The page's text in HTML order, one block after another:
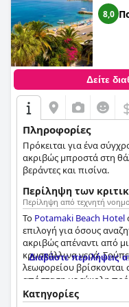
8,0
Δείτε
Πληροφορίες
Πρόκειται για ένα
ακριβώς μπροστά στη
βεράντες και πισίνα.
Περίληψη των
Περίληψη από τεχνητή
Το Potamaki Beach Hotel
επιλογή για όσους
ακριβώς απέναντι από
κρυστάλλινα νερά.
λεωφορείου βρίσκονται
απόσταση με εύκολη
ξενοδοχείο παρέχει
μεγάλα μπαλκόνια, ενώ
Διαβάστε περιλήψεις
Κατηγορίες